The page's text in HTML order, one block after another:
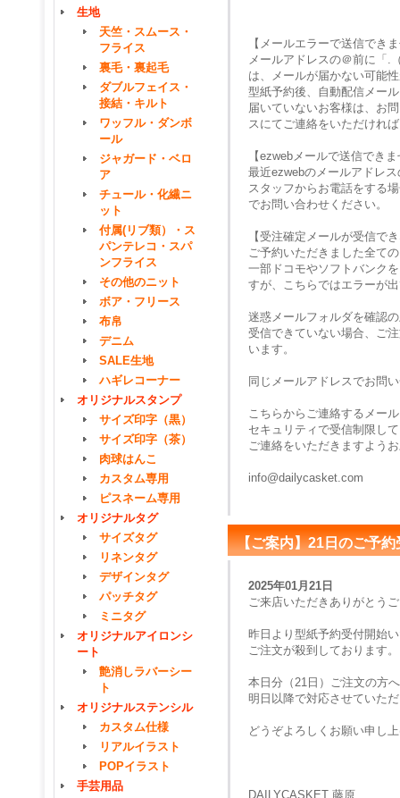
生地
天竺・スムース・
フライス
裏毛・裏起毛
ダブルフェイス・
接結・キルト
ワッフル・ダンボ
ール
ジャガード・ベロ
ア
チュール・化繊ニ
ット
付属(リブ類）・ス
パンテレコ・スパ
ンフライス
その他のニット
ボア・フリース
布帛
デニム
SALE生地
ハギレコーナー
オリジナルスタンプ
サイズ印字（黒）
サイズ印字（茶）
肉球はんこ
カスタム専用
ピスネーム専用
オリジナルタグ
サイズタグ
リネンタグ
デザインタグ
パッチタグ
ミニタグ
オリジナルアイロンシ
ート
艶消しラバーシー
ト
オリジナルステンシル
カスタム仕様
リアルイラスト
POPイラスト
手芸用品
【メールエラーで送信でき
メールアドレスの＠前に「.
は、メールが届かない可能
型紙予約後、自動配信メー
届いていないお客様は、お
スにてご連絡をいただけれ
【ezwebメールで送信でき
最近ezwebのメールアドレ
スタッフからお電話をする
でお問い合わせください。
【受注確定メールが受信で
ご予約いただきました全て
一部ドコモやソフトバンク
すが、こちらではエラーが
迷惑メールフォルダを確認
受信できていない場合、ご
います。
同じメールアドレスでお問
こちらからご連絡するメー
セキュリティで受信制限し
ご連絡をいただきますよう
info@dailycasket.com
【ご案内】21日のご予
2025年01月21日
ご来店いただきありがとう
昨日より型紙予約受付開始
ご注文が殺到しております。
本日分（21日）ご注文の方
明日以降で対応させていた
どうぞよろしくお願い申し
DAILYCASKET 藤原